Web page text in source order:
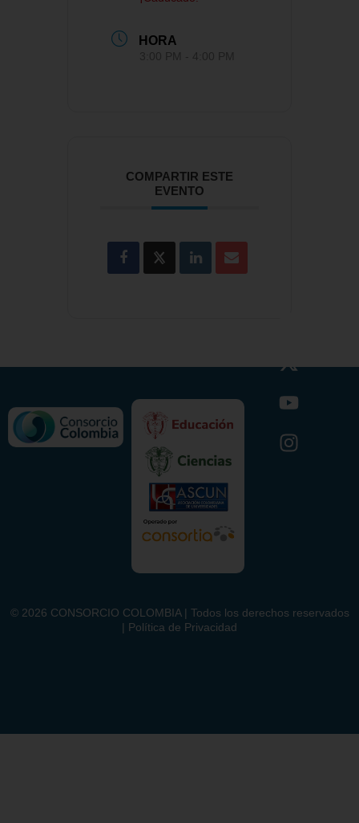
HORA
COMPARTIR ESTE
EVENTO
© 2026 CONSORCIO COLOMBIA | Todos los derechos reservados
| Política de Privacidad